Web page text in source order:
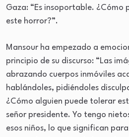
Gaza: “Es insoportable. ¿Cómo
este horror?”.
Mansour ha empezado a
principio de su discurso: “Las
abrazando cuerpos inmóviles
hablándoles, pidiéndoles
¿Cómo alguien puede tolerar
señor presidente. Yo tengo
esos niños, lo que significan